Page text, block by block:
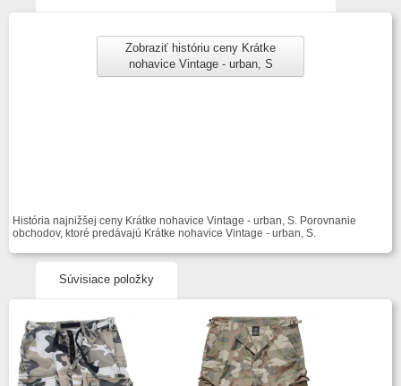
Zobraziť históriu ceny Krátke
nohavice Vintage - urban, S
História najnižšej ceny Krátke nohavice Vintage - urban, S. Porovnanie
obchodov, ktoré predávajú Krátke nohavice Vintage - urban, S.
Súvisiace položky